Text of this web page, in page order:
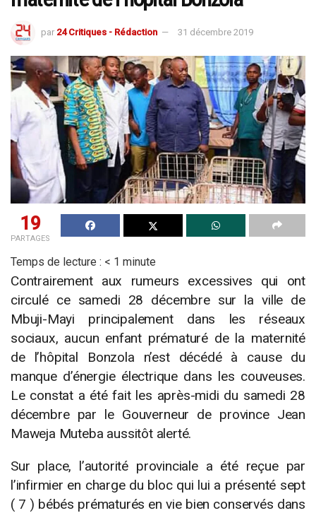
par 24 Critiques - Rédaction 31 décembre 2019
19
PARTAGES
Temps de lecture : < 1 minute
Contrairement aux rumeurs excessives qui ont
circulé ce samedi 28 décembre sur la ville de
Mbuji-Mayi principalement dans les réseaux
sociaux, aucun enfant prématuré de la maternité
de l’hôpital Bonzola n’est décédé à cause du
manque d’énergie électrique dans les couveuses.
Le constat a été fait les après-midi du samedi 28
décembre par le Gouverneur de province Jean
Maweja Muteba aussitôt alerté.
Sur place, l’autorité provinciale a été reçue par
l’infirmier en charge du bloc qui lui a présenté sept
( 7 ) bébés prématurés en vie bien conservés dans